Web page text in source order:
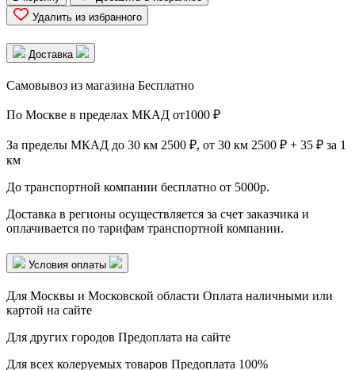
Удалить из избранного
Доставка
Самовывоз из магазина Бесплатно
По Москве в пределах МКАД от1000 ₽
За пределы МКАД до 30 км 2500 ₽, от 30 км 2500 ₽ + 35 ₽ за 1
км
До транспортной компании бесплатно от 5000р.
Доставка в регионы осуществляется за счет заказчика и
оплачивается по тарифам транспортной компании.
Условия оплаты
Для Москвы и Московской области Оплата наличными или
картой на сайте
Для других городов Предоплата на сайте
Для всех колеруемых товаров Предоплата 100%